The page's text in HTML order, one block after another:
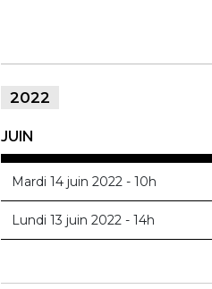
2022
JUIN
Mardi 14 juin 2022 - 10h
Lundi 13 juin 2022 - 14h